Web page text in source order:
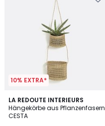
10% EXTRA*
LA REDOUTE INTERIEURS
Hängekörbe aus Pflanzenfasern
CESTA
4,1
/ 5